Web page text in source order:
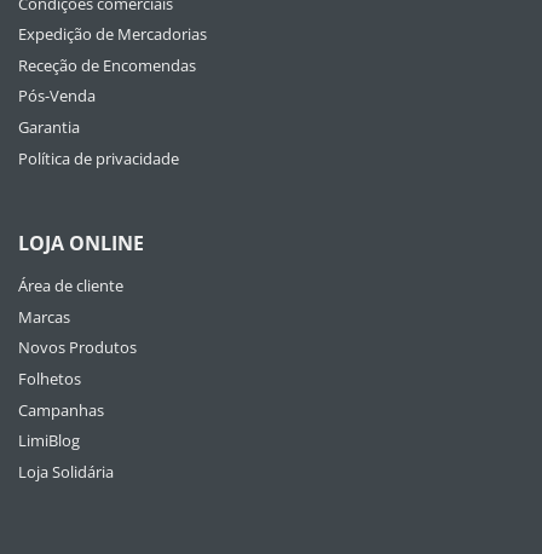
Expedição de Mercadorias
Receção de Encomendas
Pós-Venda
Garantia
Política de privacidade
LOJA ONLINE
Área de cliente
Marcas
Novos Produtos
Folhetos
Campanhas
LimiBlog
Loja Solidária